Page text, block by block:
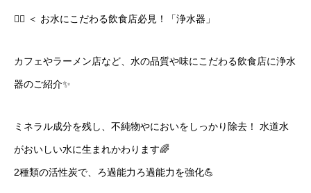
🙋‍♀️ ＜ お水にこだわる飲食店必見！「浄水器」
カフェやラーメン店など、水の品質や味にこだわる飲食店に浄水
器のご紹介✨
ミネラル成分を残し、不純物やにおいをしっかり除去！ 水道水
がおいしい水に生まれかわります🌈
2種類の活性炭で、ろ過能力ろ過能力を強化💪